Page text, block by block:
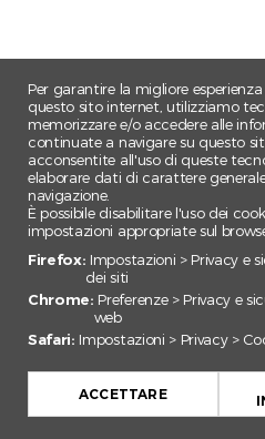
+
Per garantire la migliore
questo sito internet, utilizziamo
memorizzare e/o accedere alle
continuate a navigare su questo
acconsentite all'uso di queste
elaborare dati di carattere
navigazione.
È possibile disabilitare l'uso dei
impostazioni appropriate sul
Firefox: Impostazioni > Privacy e
dei siti
Chrome: Preferenze > Privacy e
web
Safari: Impostazioni > Privacy >
ACCETTARE